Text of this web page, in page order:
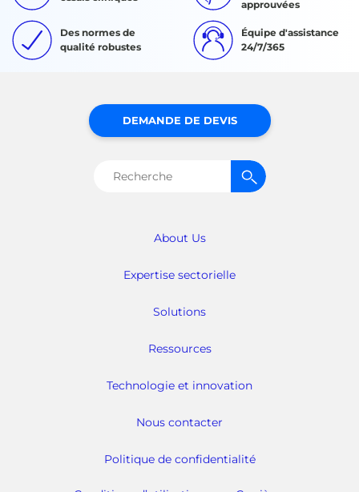
approuvées
Des normes de
qualité robustes
Équipe d'assistance
24/7/365
About Us
Expertise sectorielle
Solutions
Ressources
Technologie et innovation
Nous contacter
Politique de confidentialité
DEMANDE DE DEVIS
Rechercher :